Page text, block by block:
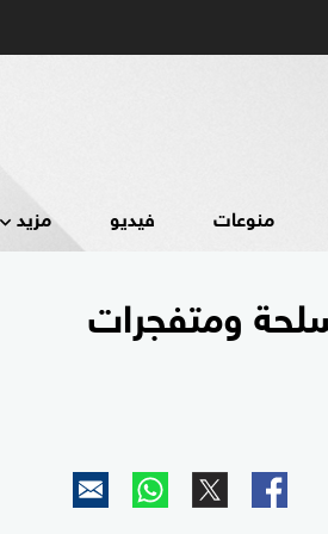
منوعات فيديو مزيد
ومتفجرات